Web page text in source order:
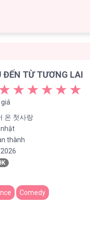
ĐẾN TỪ TƯƠNG LAI
giá
온 첫사랑
thành
Comedy